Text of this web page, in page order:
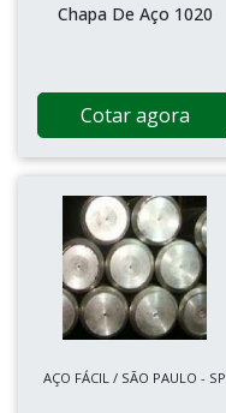
Chapa De Aço 1020
Cotar agora
AÇO FÁCIL / SÃO PAULO - SP